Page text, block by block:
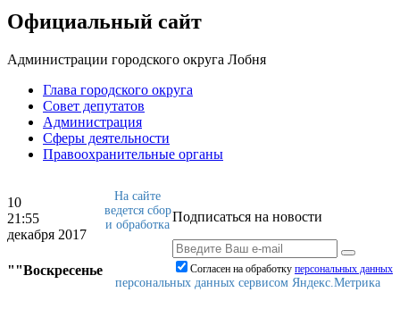
Официальный сайт
Администрации городского округа Лобня
Глава городского округа
Совет депутатов
Администрация
Сферы деятельности
Правоохранительные органы
10
21:55
декабря 2017
""Воскресенье
Подписаться на новости
Согласен на обработку персональныx данных
На сайте
ведется сбор
и обработка
персональных данных сервисом Яндекс.Метрика